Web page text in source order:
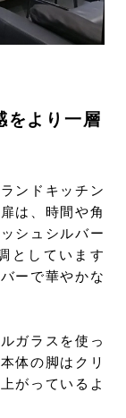
をより一層
ンドキッチン
は、時間や角
シュシルバー
としています
ーで華やかな
ガラスを使っ
体の脚はクリ
がっているよ